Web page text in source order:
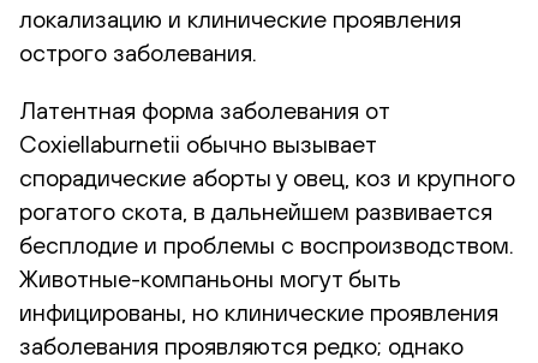
локализацию и клинические проявления
острого заболевания.
Латентная форма заболевания от
Coxiellaburnetii обычно вызывает
спорадические аборты у овец, коз и крупного
рогатого скота, в дальнейшем развивается
бесплодие и проблемы с воспроизводством.
Животные-компаньоны могут быть
инфицированы, но клинические проявления
заболевания проявляются редко; однако